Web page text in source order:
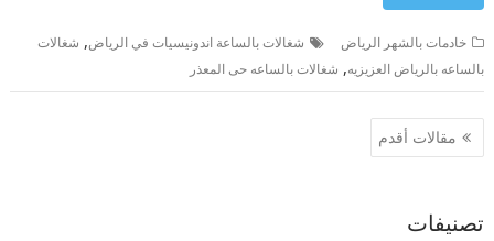
خادمات بالشهر الرياض شغالات بالساعة اندونيسيات في الرياض, شغالات
بالساعه بالرياض العزيزيه, شغالات بالساعه حى المعذر
تصفّح
المقالات
مقالات أقدم
تصنيفات